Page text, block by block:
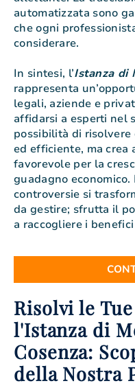
automatizzata sono
che ogni
considerare.
In sintesi, l’Istanza di
rappresenta
legali, aziende e
affidarsi a esperti nel
possibilità di risolvere
ed efficiente, ma crea
favorevole per la
guadagno
controversie si
da gestire; sfrutta il
a raccogliere i
Risolvi le
l'Istanza di
Cosenza:
della Nostra